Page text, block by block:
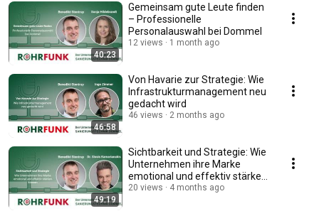
40:23
Gemeinsam gute Leute finden
– Professionelle
Personalauswahl bei Dommel
12 views 1 month ago
46:58
Von Havarie zur Strategie: Wie
Infrastrukturmanagement neu
gedacht wird
46 views 2 months ago
49:19
Sichtbarkeit und Strategie: Wie
Unternehmen ihre Marke
emotional und effektiv stärken
können
20 views 4 months ago